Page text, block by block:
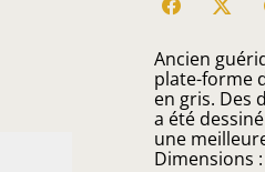
Ancien
plate-forme
en gris. Des
a été
une
Dimensions :